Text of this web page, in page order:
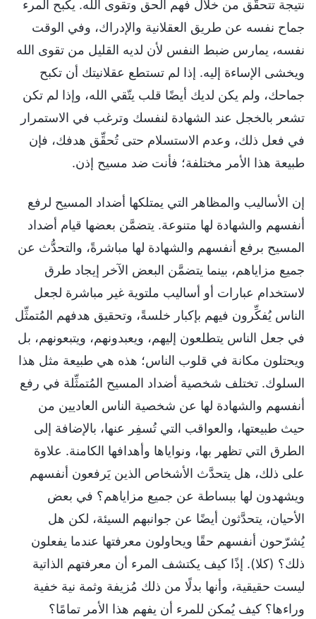
نتيجة تتحقَّق من خلال فهم الحق وتقوى الله. يكبح المرء
جماح نفسه عن طريق العقلانية والإدراك، وفي الوقت
نفسه، يمارس ضبط النفس لأن لديه القليل من تقوى الله
ويخشى الإساءة إليه. إذا لم تستطع عقلانيتك أن تكبح
جماحك، ولم يكن لديك أيضًا قلب يتّقي الله، وإذا لم تكن
تشعر بالخجل عند الشهادة لنفسك وترغب في الاستمرار
في فعل ذلك، وعدم الاستسلام حتى تُحقِّق هدفك، فإن
طبيعة هذا الأمر مختلفة؛ فأنت ضد مسيح إذن.
إن الأساليب والمظاهر التي يمتلكها أضداد المسيح لرفع
أنفسهم والشهادة لها متنوعة. يتضمَّن بعضها قيام أضداد
المسيح برفع أنفسهم والشهادة لها مباشرةً، والتحدُّث عن
جميع مزاياهم، بينما يتضمَّن البعض الآخر إيجاد طرق
لاستخدام عبارات أو أساليب ملتوية غير مباشرة لجعل
الناس يُفكِّرون فيهم بإكبار خلسةً، وتحقيق هدفهم المُتمثِّل
في جعل الناس يتطلعون إليهم، ويعبدونهم، ويتبعونهم، بل
ويحتلون مكانة في قلوب الناس؛ هذه هي طبيعة مثل هذا
السلوك. تختلف شخصية أضداد المسيح المُتمثِّلة في رفع
أنفسهم والشهادة لها عن شخصية الناس العاديين من
حيث طبيعتها، والعواقب التي تُسفِر عنها، بالإضافة إلى
الطرق التي تظهر بها، ونواياها وأهدافها الكامنة. علاوة
على ذلك، هل يتحدَّث الأشخاص الذين يَرفعون أنفسهم
ويشهدون لها ببساطة عن جميع مزاياهم؟ في بعض
الأحيان، يتحدَّثون أيضًا عن جوانبهم السيئة، لكن هل
يُشرّحون أنفسهم حقًا ويحاولون معرفتها عندما يفعلون
ذلك؟ (كلا). إذًا كيف يكتشف المرء أن معرفتهم الذاتية
ليست حقيقية، وأنها بدلًا من ذلك مُزيفة وثمة نية خفية
وراءها؟ كيف يُمكن للمرء أن يفهم هذا الأمر تمامًا؟